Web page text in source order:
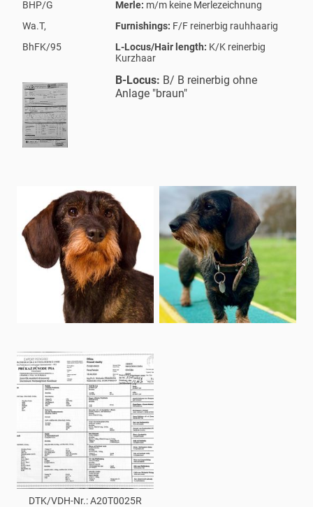
BHP/G
Wa.T,
BhFK/95
Merle: m/m keine Merlezeichnung
Furnishings: F/F reinerbig rauhhaarig
L-Locus/Hair length: K/K reinerbig
Kurzhaar
B-Locus: B/ B reinerbig ohne
Anlage "braun"
DTK/VDH-Nr.: A20T0025R